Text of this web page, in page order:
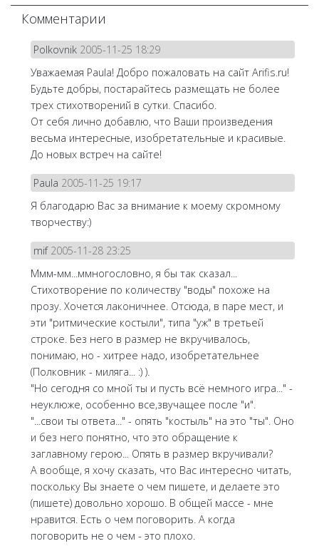
Комментарии
Polkovnik 2005-11-25 18:29
Уважаемая Paula! Добро пожаловать на сайт Arifis.ru!
Будьте добры, постарайтесь размещать не более
трех стихотворений в сутки. Спасибо.
От себя лично добавлю, что Ваши произведения
весьма интересные, изобретательные и красивые.
До новых встреч на сайте!
Paula 2005-11-25 19:17
Я благодарю Вас за внимание к моему скромному
творчеству:)
mif 2005-11-28 23:25
Ммм-мм...ммногословно, я бы так сказал...
Стихотворение по количеству "воды" похоже на
прозу. Хочется лаконичнее. Отсюда, в паре мест, и
эти "ритмические костыли", типа "уж" в третьей
строке. Без него в размер не вкручивалось,
понимаю, но - хитрее надо, изобретательнее
(Полковник - миляга... :) ).
"Но сегодня со мной ты и пусть всё немного игра..." -
неуклюже, особенно все,звучащее после "и".
"...свои ты ответа..." - опять "костыль" на это "ты". Оно
и без него понятно, что это обращение к
заглавному герою... Опять в размер вкручивали?
А вообще, я хочу сказать, что Вас интересно читать,
поскольку Вы знаете о чем пишете, и делаете это
(пишете) довольно хорошо. В общей массе - мне
нравится. Есть о чем поговорить. А когда
поговорить не о чем - это плохо.